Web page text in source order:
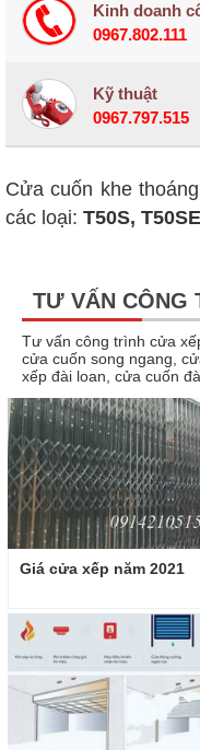
Kinh doanh
0967.802.111
Kỹ thuật
0967.797.515
Cửa cuốn khe
các loại: T50S,
TƯ VẤN CÔNG
Tư vấn công trình cửa
cửa cuốn song ngang,
xếp đài loan, cửa cuốn
Giá cửa xếp năm 2021